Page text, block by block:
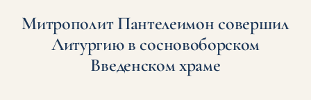
Митрополит Пантелеимон совершил
Литургию в сосновоборском
Введенском храме